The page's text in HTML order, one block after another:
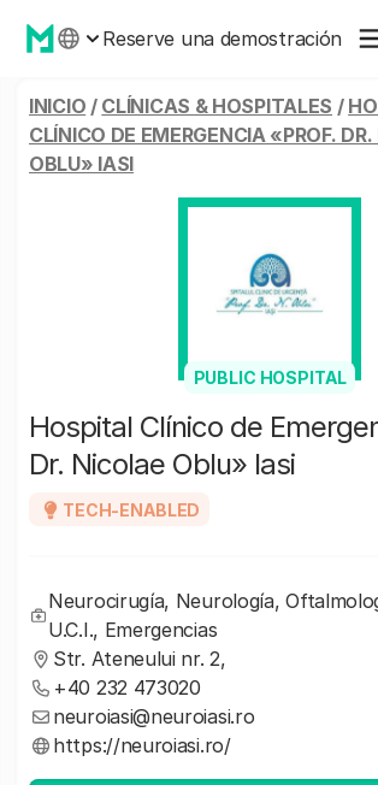
Reserve una demostración
INICIO / CLÍNICAS & HOSPITALES /
CLÍNICO DE EMERGENCIA «PROF.
OBLU» IASI
PUBLIC HOSPITAL
Hospital Clínico de
Dr. Nicolae Oblu» Iasi
TECH-ENABLED
Neurocirugía, Neurología,
U.C.I., Emergencias
Str. Ateneului nr. 2,
+40 232 473020
neuroiasi@neuroiasi.ro
https://neuroiasi.ro/